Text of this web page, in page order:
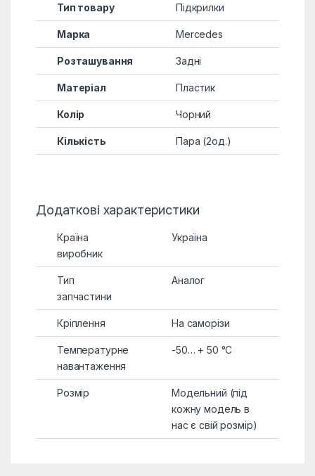
Тип товару Підкрилки
Марка Mercedes
Розташування Задні
Матеріал Пластик
Колір Чорний
Кількість Пара (2од.)
Додаткові характеристики
Країна
виробник
Україна
Тип
запчастини
Аналог
Кріплення На саморізи
Температурне
навантаження
-50… + 50 °C
Розмір
Модельний (під
кожну модель в
нас є свій розмір)